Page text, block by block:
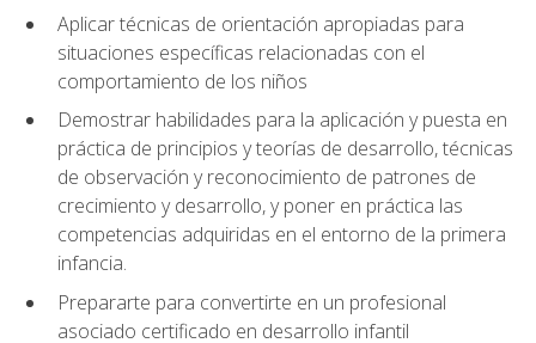
Aplicar técnicas de orientación apropiadas para
situaciones específicas relacionadas con el
comportamiento de los niños
Demostrar habilidades para la aplicación y puesta en
práctica de principios y teorías de desarrollo, técnicas
de observación y reconocimiento de patrones de
crecimiento y desarrollo, y poner en práctica las
competencias adquiridas en el entorno de la primera
infancia.
Prepararte para convertirte en un profesional
asociado certificado en desarrollo infantil